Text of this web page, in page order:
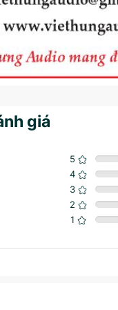
giá
5
4
3
2
1